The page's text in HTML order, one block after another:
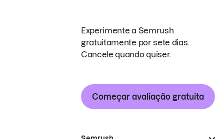
Experimente a Semrush
gratuitamente por sete dias.
Cancele quando quiser.
Começar avaliação gratuita